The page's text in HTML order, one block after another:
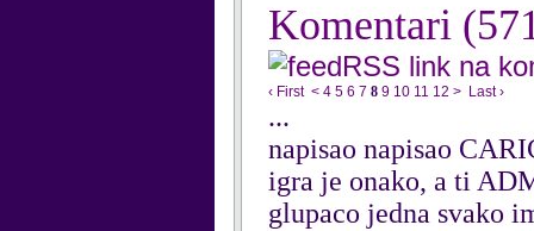
Komentari
RSS link na
‹ First < 4 5 6 7 8 9 10 11 12 > Last ›
...
napisao napisao
igra je onako, a ti
glupaco jedna svako